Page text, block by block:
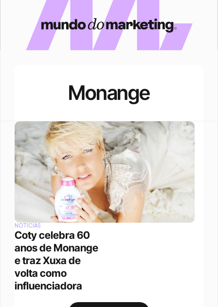
Monange
NOTÍCIAS
Coty celebra 60
anos de Monange
e traz Xuxa de
volta como
influenciadora